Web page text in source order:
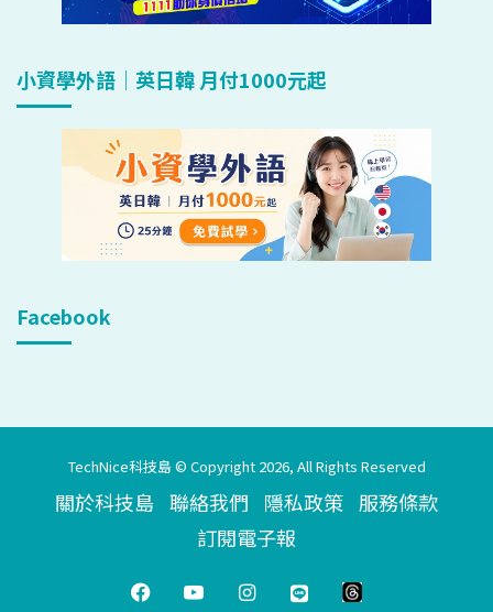
小資學外語｜英日韓 月付1000元起
Facebook
TechNice科技島 © Copyright 2026, All Rights Reserved
關於科技島 聯絡我們 隱私政策 服務條款
訂閱電子報